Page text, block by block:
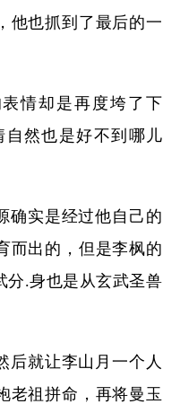
他也抓到了最后的一
情却是再度垮了下
然也是好不到哪儿
确实是经过他自己的
而出的，但是李枫的
分.身也是从玄武圣兽
后就让李山月一个人
老祖拼命，再将曼玉